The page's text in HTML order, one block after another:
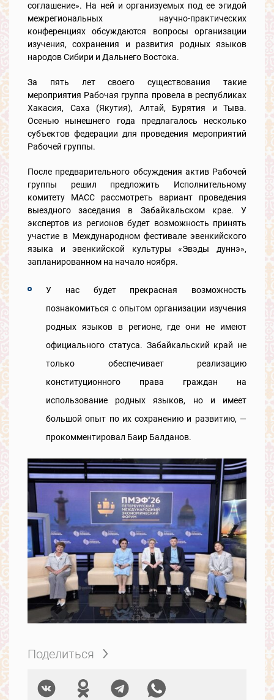
соглашение». На ней и организуемых под ее эгидой
межрегиональных научно-практических
конференциях обсуждаются вопросы организации
изучения, сохранения и развития родных языков
народов Сибири и Дальнего Востока.
За пять лет своего существования такие
мероприятия Рабочая группа провела в республиках
Хакасия, Саха (Якутия), Алтай, Бурятия и Тыва.
Осенью нынешнего года предлагалось несколько
субъектов федерации для проведения мероприятий
Рабочей группы.
После предварительного обсуждения актив Рабочей
группы решил предложить Исполнительному
комитету МАСС рассмотреть вариант проведения
выездного заседания в Забайкальском крае. У
экспертов из регионов будет возможность принять
участие в Международном фестивале эвенкийского
языка и эвенкийской культуры «Эвэды дуннэ»,
запланированном на начало ноября.
У нас будет прекрасная возможность
познакомиться с опытом организации изучения
родных языков в регионе, где они не имеют
официального статуса. Забайкальский край не
только обеспечивает реализацию
конституционного права граждан на
использование родных языков, но и имеет
большой опыт по их сохранению и развитию, —
прокомментировал Баир Балданов.
Поделиться